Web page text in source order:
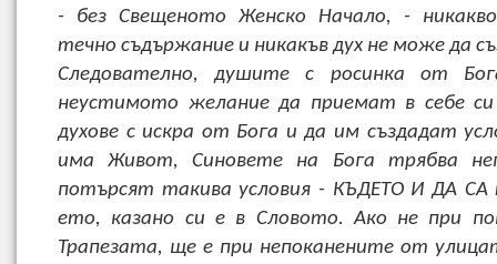
- без Свещеното Женско Начало, -
течно съдържание и никакъв дух не може да
Следователно, душите с росинка от
неустимото желание да приемат в себе
духове с искра от Бога и да им създадат
има Живот, Синовете на Бога трябва
потърсят такива условия - КЪДЕТО И ДА СА
ето, казано си е в Словото. Ако не при
Трапезата, ще е при непоканените от